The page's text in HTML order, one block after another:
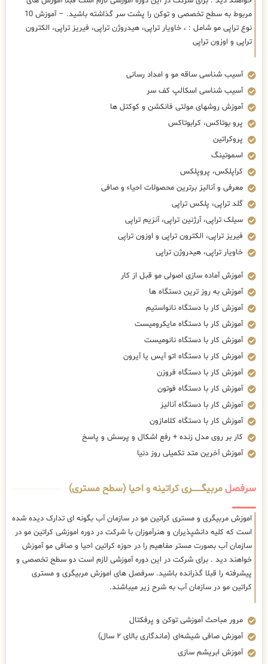
مربوط به سطح تخصصی و توکن را پشت سر گذاشته باشید. – آموزش 10
نوع تراپی مو شامل : ، خاویار تراپی، هیدروژن تراپی، فیریز تراپی، الکترون
تراپی و اوزون تراپی
آسیب شناسی ساقه مو و امداد رسانی
آسیب شناسی اسکالپ کف سر
آموزش روشهای مولتی فانکشن و کوکتل ها
پرو بوتاکس، کرابوتاکس
پروکراتین
اسموتینگ
کراپلکس، پروپلکس
معرفی و آنالیز برترین محصولات احیاء و صافی
گلد تراپی، پلکس تراپی
سیلک تراپی، آرژنین تراپی، آنزیم تراپی
فیریز تراپی، الکترون تراپی و اوزون تراپی
خاویار تراپی، هیدروژن تراپی
آموزش آماده سازی اصولی مو قبل از کار
آموزش به روز ترین دستگاه ها
آموزش کار با دستگاه نانواستیم
آموزش کار با دستگاه مایکرومیست
آموزش کار با دستگاه نانومیست
آموزش کار با دستگاه اتو آیس یا آیرون
آموزش کار با دستگاه فروزن
آموزش کار با دستگاه فوتون
آموزش کار با دستگاه آنالیز
آموزش کار با دستگاه کلامازون
کار بر روی مدل زنده + رفع اشکال و پرسش و پاسخ
آموزش آخرین متد تکمیلی روز دنیا
سرفصلمربیگــــــــری کراتینه و احیا (سطح مستری)
اموزش مربیگری و مستری کراتین مو در سازمان آب بگونه ای تدارک دیده شده
است که کلیه دانشپذیران و هنرآموزان با شرکت در دوره اموزشی کراتین مو در
سازمان آب بصورت مستر مفاهیم را در حوزه کراتین احیا و صافی مو آموزش
خواهند دید . برای شرکت در این دوره آموزشی لازم است دو سطح تخصصی و
پیشرفته را قبلا گذرانده باشید. سرفصل های اموزش مربیگری و مستری
کراتین مو در سازمان آب به شرح زیر میباشند.
مرور مباحث آموزشی توکن و پرفکتال
آموزش صافی شیشه‌ای (ماندگاری بالای ۲ سال)
آموزش ابریشم سازی